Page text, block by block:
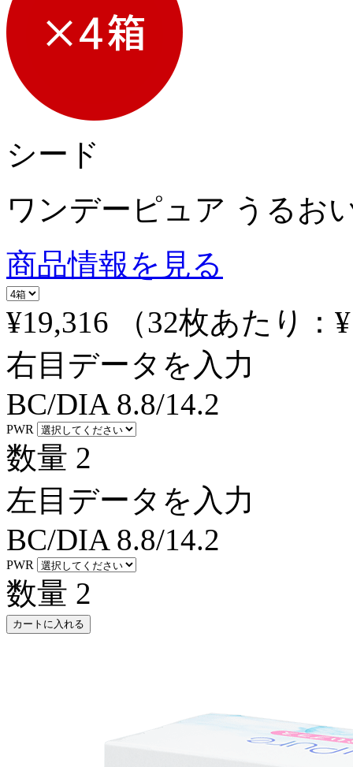
シード
ワンデーピュア うるお
商品情報を見る
¥19,316
（32枚あたり：
右目データを入力
BC/DIA 8.8/14.2
PWR
数量 2
左目データを入力
BC/DIA 8.8/14.2
PWR
数量 2
カートに入れる